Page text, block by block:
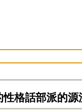
性格話部派的源